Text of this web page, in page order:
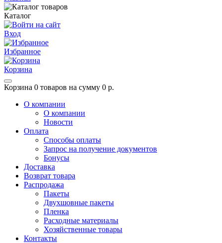
Каталог
Вход
Избранное
Корзина
Корзина 0 товаров на сумму 0 р.
О компании
О компании
Новости
Оплата
Способы оплаты
Запрос на получение документов
Бонусы
Доставка
Возврат товара
Распродажа
Пакеты
Двухшовные пакеты
Пленка
Расходные материалы
Хозяйственные товары
Контакты